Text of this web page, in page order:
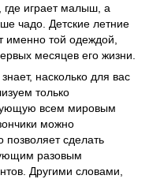
где играет малыш, а
чадо. Детские летние
именно той одеждой,
месяцев его жизни.
насколько для вас
только
всем мировым
можно
позволяет сделать
разовым
Другими словами,